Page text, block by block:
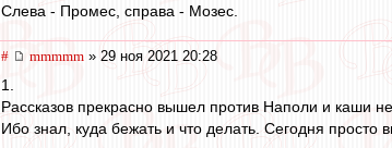
Слева - Промес, справа - Мозес.
# mmmmm » 29 ноя 2021 20:28
1.
Рассказов прекрасно вышел против Наполи и каши
Ибо знал, куда бежать и что делать. Сегодня просто